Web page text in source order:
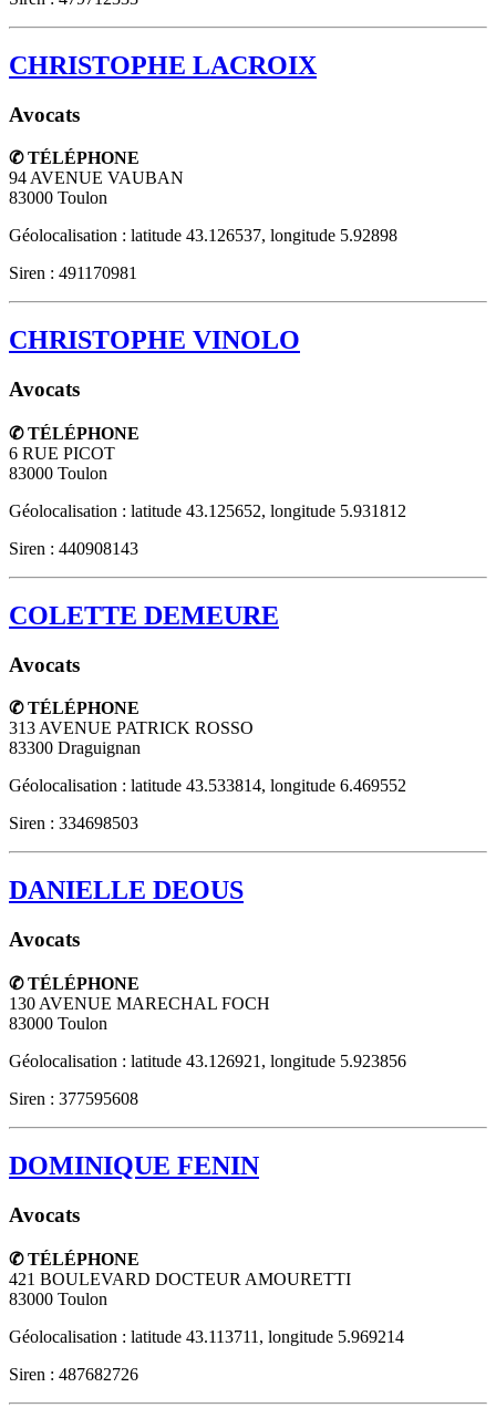
CHRISTOPHE LACROIX
Avocats
✆ TÉLÉPHONE
94 AVENUE VAUBAN
83000 Toulon
Géolocalisation : latitude 43.126537, longitude 5.92898
Siren : 491170981
CHRISTOPHE VINOLO
Avocats
✆ TÉLÉPHONE
6 RUE PICOT
83000 Toulon
Géolocalisation : latitude 43.125652, longitude 5.931812
Siren : 440908143
COLETTE DEMEURE
Avocats
✆ TÉLÉPHONE
313 AVENUE PATRICK ROSSO
83300 Draguignan
Géolocalisation : latitude 43.533814, longitude 6.469552
Siren : 334698503
DANIELLE DEOUS
Avocats
✆ TÉLÉPHONE
130 AVENUE MARECHAL FOCH
83000 Toulon
Géolocalisation : latitude 43.126921, longitude 5.923856
Siren : 377595608
DOMINIQUE FENIN
Avocats
✆ TÉLÉPHONE
421 BOULEVARD DOCTEUR AMOURETTI
83000 Toulon
Géolocalisation : latitude 43.113711, longitude 5.969214
Siren : 487682726